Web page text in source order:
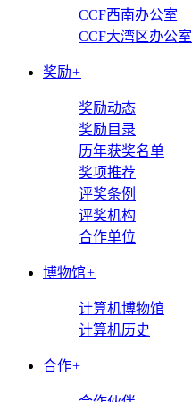
CCF西南办公室
CCF大湾区办公室
奖励+
奖励动态
奖励目录
历年获奖名单
奖项推荐
评奖条例
评奖机构
合作单位
博物馆+
计算机博物馆
计算机历史
合作+